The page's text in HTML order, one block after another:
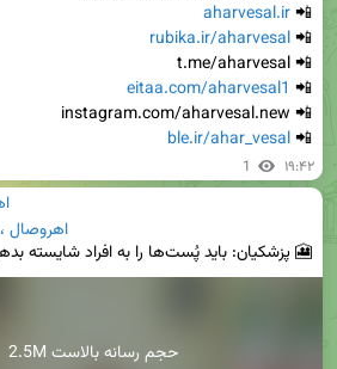
📲
aharvesal.ir
📲
rubika.ir/aharvesal
📲
eitaa.com/aharvesal1
📲
ble.ir/ahar_vesal
1 ۱۹:۴۲
اهروصال
2.5M حجم رسانه بالاست